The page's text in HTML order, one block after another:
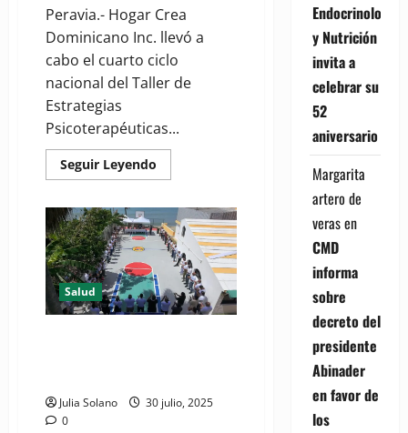
Peravia.- Hogar Crea
Dominicano Inc. llevó a
cabo el cuarto ciclo
nacional del Taller de
Estrategias
Psicoterapéuticas...
Seguir Leyendo
more
Crea
Dominicano
fortalece
capacidades
terapéuticas
con
nuevo
ciclo
de
Salud
Julia Solano
30 julio, 2025
0
Endocrinología
y Nutrición
invita a
celebrar su
52
aniversario
Margarita
artero de
verasen
CMD
informa
sobre
decreto del
presidente
Abinader
en favor de
los